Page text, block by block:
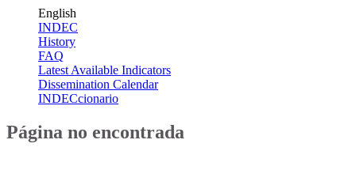
English
INDEC
History
FAQ
Latest Available Indicators
Dissemination Calendar
INDECcionario
Página no encontrada